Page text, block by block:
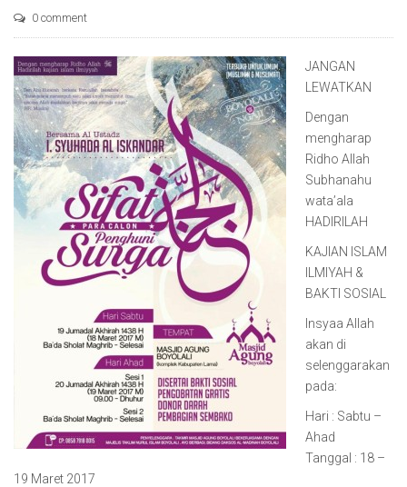
0 comment
JANGAN
LEWATKAN
Dengan
mengharap
Ridho Allah
Subhanahu
wata’ala
HADIRILAH
KAJIAN ISLAM
ILMIYAH &
BAKTI SOSIAL
Insyaa Allah
akan di
selenggarakan
pada:
Hari : Sabtu –
Ahad
Tanggal : 18 –
19 Maret 2017